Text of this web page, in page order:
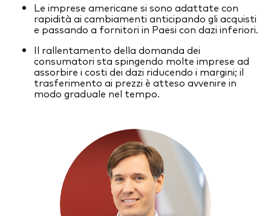
Il sondaggio Vanguard Advice
Il Team
Investment stewardship
Le imprese americane si sono adattate con
rapidità ai cambiamenti anticipando gli acquisti
e passando a fornitori in Paesi con dazi inferiori.
Il rallentamento della domanda dei
consumatori sta spingendo molte imprese ad
assorbire i costi dei dazi riducendo i margini; il
trasferimento ai prezzi è atteso avvenire in
modo graduale nel tempo.